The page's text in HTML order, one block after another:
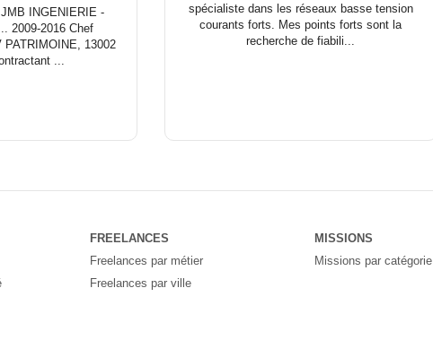
INGENIERIE -
2009‐2016 Chef
PATRIMOINE, 13002
...
spécialiste dans les réseaux basse tension
courants forts. Mes points forts sont la
recherche de fiabili...
FREELANCES
Freelances par métier
Freelances par ville
MISSIONS
Missions par catégorie